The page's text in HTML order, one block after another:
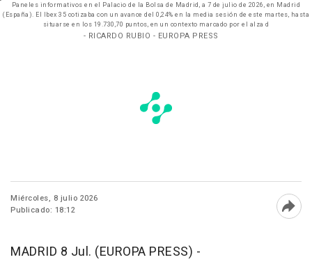
Paneles informativos en el Palacio de la Bolsa de Madrid, a 7 de julio de 2026, en Madrid
(España). El Ibex 35 cotizaba con un avance del 0,24% en la media sesión de este martes, hasta
situarse en los 19.730,70 puntos, en un contexto marcado por el alza d
- RICARDO RUBIO - EUROPA PRESS
Miércoles, 8 julio 2026
Publicado: 18:12
MADRID 8 Jul. (EUROPA PRESS) -